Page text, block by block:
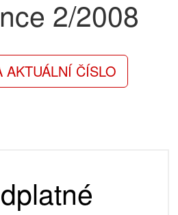
2/2008
AKTUÁLNÍ ČÍSLO